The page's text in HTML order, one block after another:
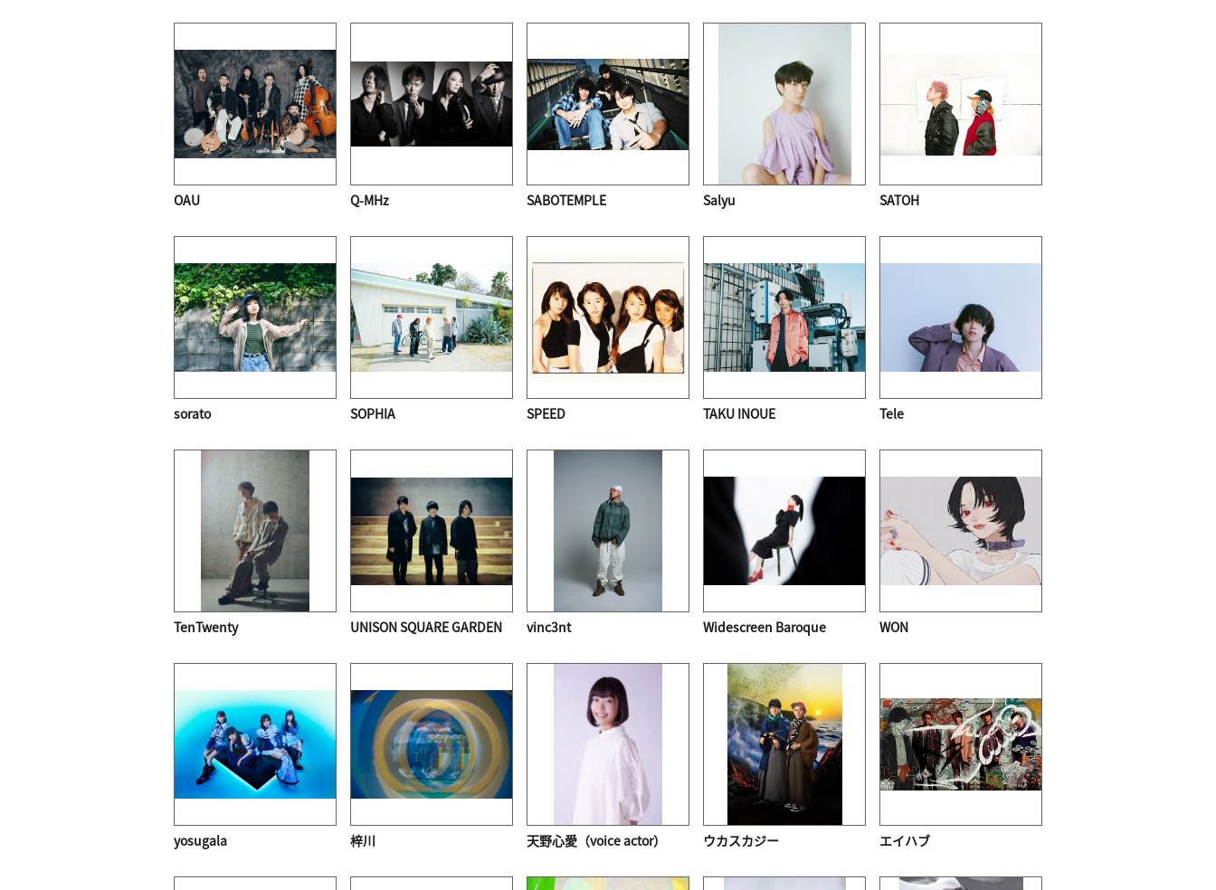
OAU Q-MHz SABOTEMPLE Salyu SATOH
sorato SOPHIA SPEED TAKU INOUE Tele
TenTwenty UNISON SQUARE GARDEN vinc3nt Widescreen Baroque WON
yosugala 梓川 天野心愛（voice actor） ウカスカジー エイハブ